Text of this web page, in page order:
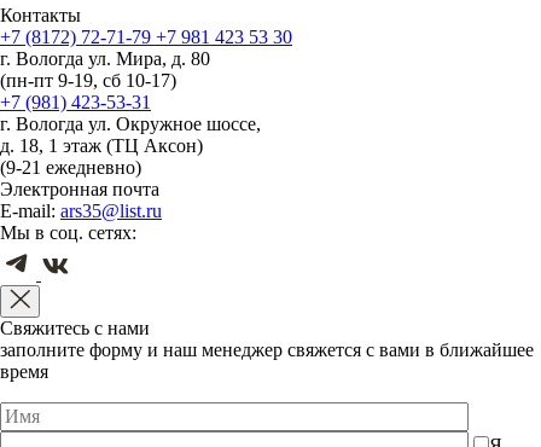
Контакты
+7 (8172) 72-71-79 +7 981 423 53 30
г. Вологда ул. Мира, д. 80
(пн-пт 9-19, сб 10-17)
+7 (981) 423-53-31
г. Вологда ул. Окружное шоссе,
д. 18, 1 этаж (ТЦ Аксон)
(9-21 ежедневно)
Электронная почта
E-mail: ars35@list.ru
Мы в соц. сетях:
Свяжитесь с нами
заполните форму и наш менеджер свяжется с вами в ближайшее
время